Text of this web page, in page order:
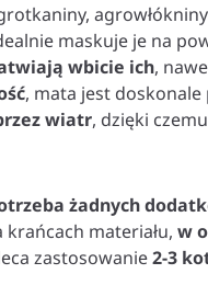
maskuje je na
wbicie ich,
, mata jest
wiatr, dzięki
żadnych
materiału, w
zastosowanie2-3